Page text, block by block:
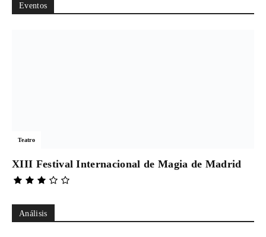
Eventos
Teatro
XIII Festival Internacional de Magia de Madrid
Análisis